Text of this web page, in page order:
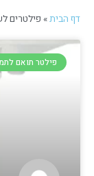
דף הבית»פילטרים
פילטר תואם